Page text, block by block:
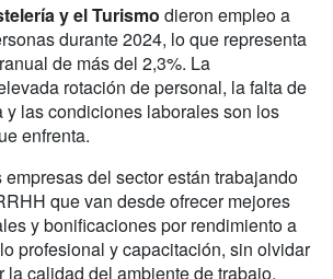
y el Turismo dieron empleo a
durante 2024, lo que representa
de más del 2,3%. La
rotación de personal, la falta de
y las condiciones laborales son los
enfrenta.
del sector están trabajando
que van desde ofrecer mejores
y bonificaciones por rendimiento a
profesional y capacitación, sin olvidar
la calidad del ambiente de trabajo,